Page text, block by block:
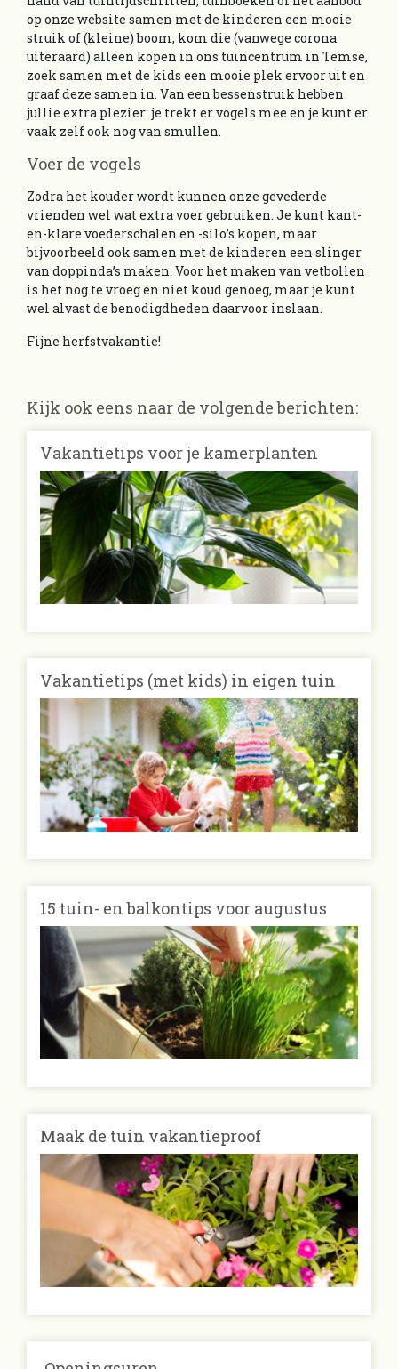
op onze website samen met de kinderen een mooie
struik of (kleine) boom, kom die (vanwege corona
uiteraard) alleen kopen in ons tuincentrum in Temse,
zoek samen met de kids een mooie plek ervoor uit en
graaf deze samen in. Van een bessenstruik hebben
jullie extra plezier: je trekt er vogels mee en je kunt er
vaak zelf ook nog van smullen.
Voer de vogels
Zodra het kouder wordt kunnen onze gevederde
vrienden wel wat extra voer gebruiken. Je kunt kant-
en-klare voederschalen en -silo’s kopen, maar
bijvoorbeeld ook samen met de kinderen een slinger
van doppinda’s maken. Voor het maken van vetbollen
is het nog te vroeg en niet koud genoeg, maar je kunt
wel alvast de benodigdheden daarvoor inslaan.
Fijne herfstvakantie!
Kijk ook eens naar de volgende berichten:
Vakantietips voor je kamerplanten
Vakantietips (met kids) in eigen tuin
15 tuin- en balkontips voor augustus
Maak de tuin vakantieproof